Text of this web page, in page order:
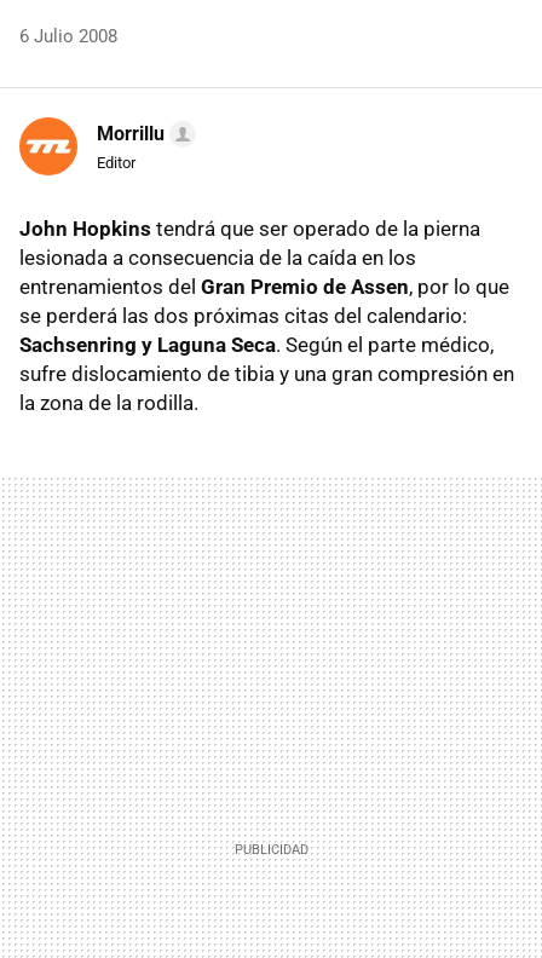
6 Julio 2008
Morrillu
Editor
John Hopkins tendrá que ser operado de la pierna
lesionada a consecuencia de la caída en los
entrenamientos del Gran Premio de Assen, por lo que
se perderá las dos próximas citas del calendario:
Sachsenring y Laguna Seca. Según el parte médico,
sufre dislocamiento de tibia y una gran compresión en
la zona de la rodilla.